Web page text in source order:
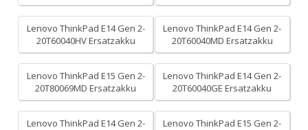
Lenovo ThinkPad E14 Gen 2-
20T60040HV Ersatzakku
Lenovo ThinkPad E14 Gen 2-
20T60040MD Ersatzakku
Lenovo ThinkPad E15 Gen 2-
20T80069MD Ersatzakku
Lenovo ThinkPad E14 Gen 2-
20T60040GE Ersatzakku
Lenovo ThinkPad E14 Gen 2-
Lenovo ThinkPad E15 Gen 2-